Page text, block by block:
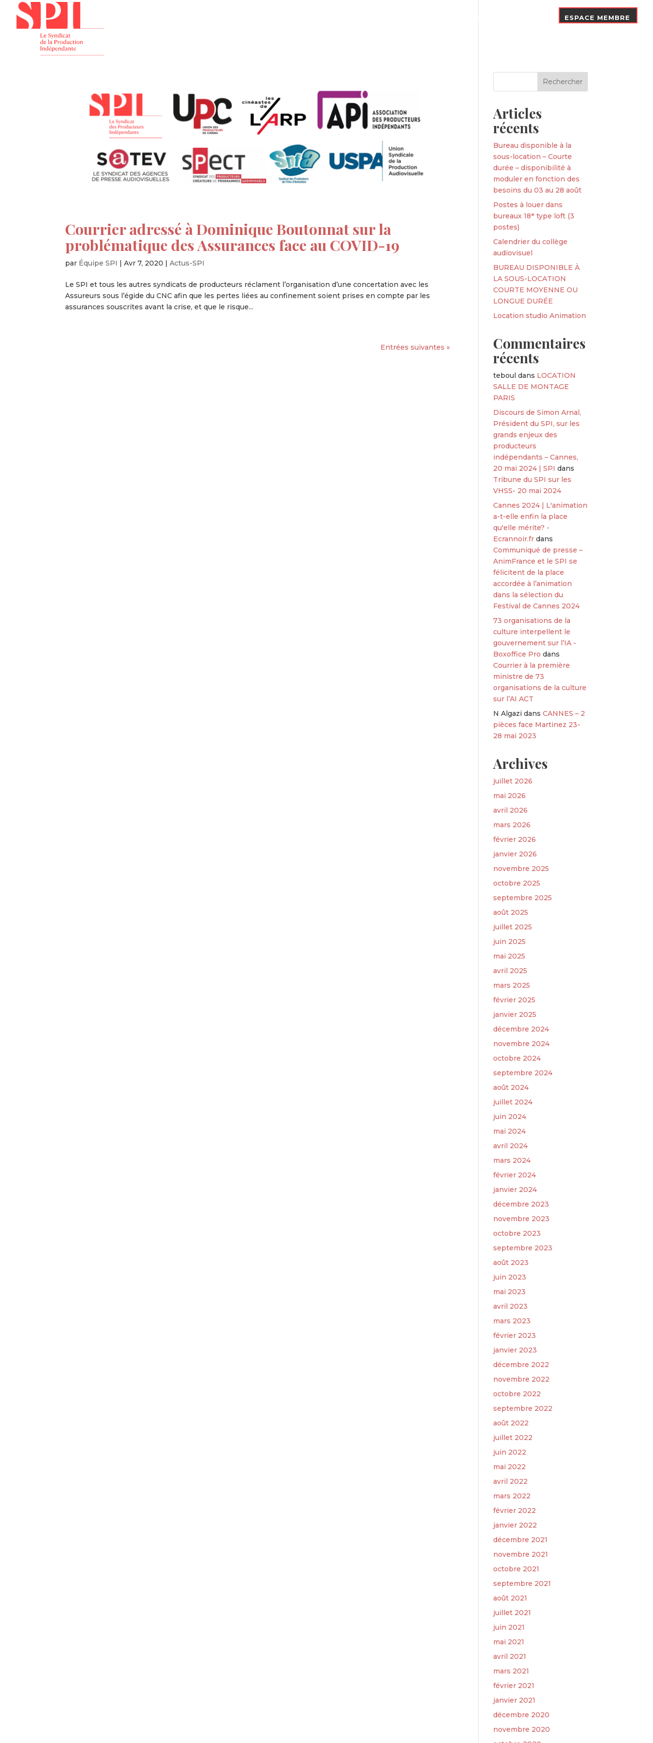
Nos Adhérents ESPACE MEMBRE
Courrier adressé à Dominique Boutonnat sur la
problématique des Assurances face au COVID-19
par Équipe SPI |Avr 7, 2020 |Actus-SPI
Le SPI et tous les autres syndicats de producteurs réclament l’organisation d’une concertation avec les
Assureurs sous l’égide du CNC afin que les pertes liées au confinement soient prises en compte par les
assurances souscrites avant la crise, et que le risque...
Entrées suivantes »
Articles
récents
Bureau disponible à la
sous-location – Courte
durée – disponibilité à
moduler en fonction des
besoins du 03 au 28 août
Postes à louer dans
bureaux 18ᵉ type loft (3
postes)
Calendrier du collège
audiovisuel
BUREAU DISPONIBLE À
LA SOUS-LOCATION
COURTE MOYENNE OU
LONGUE DURÉE
Location studio Animation
Commentaires
récents
teboul dans LOCATION
SALLE DE MONTAGE
PARIS
Discours de Simon Arnal,
Président du SPI, sur les
grands enjeux des
producteurs
indépendants – Cannes,
20 mai 2024 | SPI dans
Tribune du SPI sur les
VHSS- 20 mai 2024
Cannes 2024 | L'animation
a-t-elle enfin la place
qu'elle mérite? -
Ecrannoir.fr dans
Communiqué de presse –
AnimFrance et le SPI se
félicitent de la place
accordée à l’animation
dans la sélection du
Festival de Cannes 2024
73 organisations de la
culture interpellent le
gouvernement sur l’IA -
Boxoffice Pro dans
Courrier à la première
ministre de 73
organisations de la culture
sur l’AI ACT
N Algazi dansCANNES – 2
pièces face Martinez 23-
28 mai 2023
Archives
juillet 2026
mai 2026
avril 2026
mars 2026
février 2026
janvier 2026
novembre 2025
octobre 2025
septembre 2025
août 2025
juillet 2025
juin 2025
mai 2025
avril 2025
mars 2025
février 2025
janvier 2025
décembre 2024
novembre 2024
octobre 2024
septembre 2024
août 2024
juillet 2024
juin 2024
mai 2024
avril 2024
mars 2024
février 2024
janvier 2024
décembre 2023
novembre 2023
octobre 2023
septembre 2023
août 2023
juin 2023
mai 2023
avril 2023
mars 2023
février 2023
janvier 2023
décembre 2022
novembre 2022
octobre 2022
septembre 2022
août 2022
juillet 2022
juin 2022
mai 2022
avril 2022
mars 2022
février 2022
janvier 2022
décembre 2021
novembre 2021
octobre 2021
septembre 2021
août 2021
juillet 2021
juin 2021
mai 2021
avril 2021
mars 2021
février 2021
janvier 2021
décembre 2020
novembre 2020